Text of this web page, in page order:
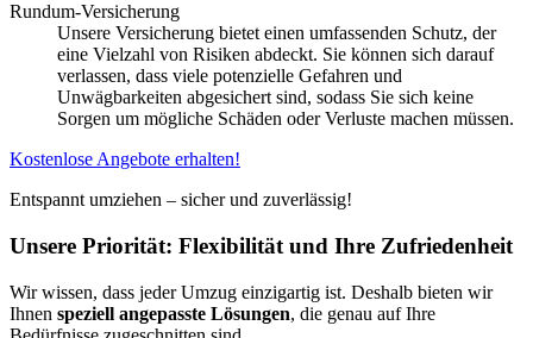
Rundum-Versicherung
Unsere Versicherung bietet einen umfassenden Schutz, der
eine Vielzahl von Risiken abdeckt. Sie können sich darauf
verlassen, dass viele potenzielle Gefahren und
Unwägbarkeiten abgesichert sind, sodass Sie sich keine
Sorgen um mögliche Schäden oder Verluste machen müssen.
Kostenlose Angebote erhalten!
Entspannt umziehen – sicher und zuverlässig!
Unsere Priorität: Flexibilität und Ihre Zufriedenheit
Wir wissen, dass jeder Umzug einzigartig ist. Deshalb bieten wir
Ihnen speziell angepasste Lösungen, die genau auf Ihre